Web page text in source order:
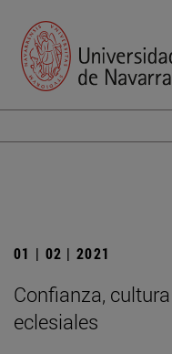
01 | 02 | 2021
Confianza,
eclesiales